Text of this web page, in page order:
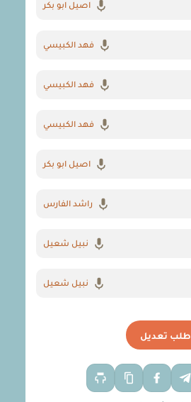
اصيل ابو بكر
فهد الكبيسي
فهد الكبيسي
فهد الكبيسي
اصيل ابو بكر
راشد الفارس
نبيل شعيل
نبيل شعيل
طلب تعديل